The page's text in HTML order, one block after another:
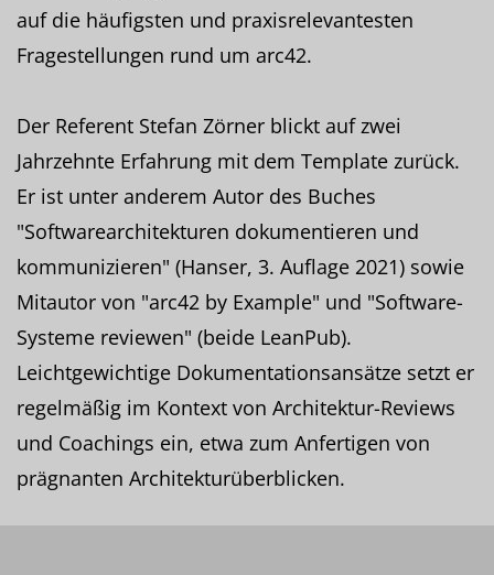
auf die häufigsten und praxisrelevantesten
Fragestellungen rund um arc42.
Der Referent Stefan Zörner blickt auf zwei
Jahrzehnte Erfahrung mit dem Template zurück.
Er ist unter anderem Autor des Buches
"Softwarearchitekturen dokumentieren und
kommunizieren" (Hanser, 3. Auflage 2021) sowie
Mitautor von "arc42 by Example" und "Software-
Systeme reviewen" (beide LeanPub).
Leichtgewichtige Dokumentationsansätze setzt er
regelmäßig im Kontext von Architektur-Reviews
und Coachings ein, etwa zum Anfertigen von
prägnanten Architekturüberblicken.